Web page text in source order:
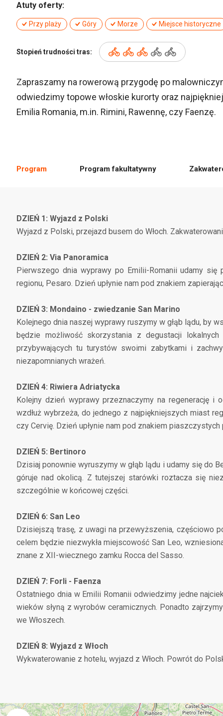
Atuty oferty:
Przy plaży Góry Morze Miejsce historyczne
Stopień trudności tras:
Zapraszamy na rowerową przygodę po
odwiedzimy topowe włoskie kurorty oraz
Emilia Romania, m.in. Rimini, Rawennę, czy Faenzę.
Program Program fakultatywny
DZIEŃ 1: Wyjazd z Polski
Wyjazd z Polski, przejazd busem do Włoch.
DZIEŃ 2: Via Panoramica
Pierwszego dnia wyprawy po Emilii-Romanii udamy
regionu, Pesaro. Dzień upłynie nam pod znakiem
DZIEŃ 3: Mondaino - zwiedzanie San Marino
Kolejnego dnia naszej wyprawy ruszymy w głąb lądu, by
będzie możliwość skorzystania z degustacji
przybywających tu turystów swoimi zabytkami i
niezapomnianych wrażeń.
DZIEŃ 4: Riwiera Adriatycka
Kolejny dzień wyprawy przeznaczymy na regenerację i
wzdłuż wybrzeża, do jednego z najpiękniejszych miast
czy Cervię. Dzień upłynie nam pod znakiem
DZIEŃ 5: Bertinoro
Dzisiaj ponownie wyruszymy w głąb lądu i udamy się do
góruje nad okolicą. Z tutejszej starówki roztacza się
szczególnie w końcowej części.
DZIEŃ 6: San Leo
Dzisiejszą trasę, z uwagi na przewyższenia, częściowo
celem będzie niezwykła miejscowość San Leo,
znane z XII-wiecznego zamku Rocca del Sasso.
DZIEŃ 7: Forli - Faenza
Ostatniego dnia w Emilii Romanii odwiedzimy jedne
wieków słyną z wyrobów ceramicznych. Ponadto
we Włoszech.
DZIEŃ 8: Wyjazd z Włoch
Wykwaterowanie z hotelu, wyjazd z Włoch. Powrót do